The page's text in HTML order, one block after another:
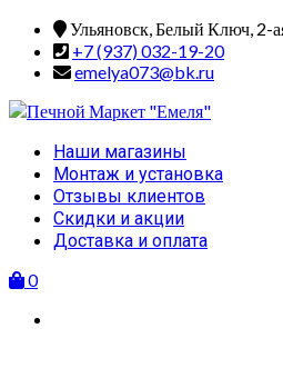
Skip
content
Ульяновск, Белый Ключ, 2-
+7 (937) 032-19-20
emelya073@bk.ru
Primary
Menu
Наши магазины
Монтаж и установка
Отзывы клиентов
Скидки и акции
Доставка и оплата
0